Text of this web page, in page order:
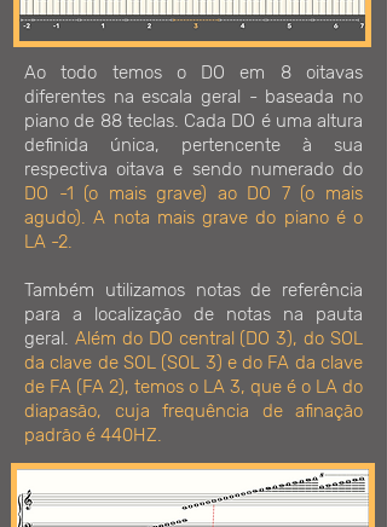
Ao todo temos o DO em 8 oitavas
diferentes na escala geral - baseada no
piano de 88 teclas. Cada DO é uma altura
definida única, pertencente à sua
respectiva oitava e sendo numerado do
DO -1 (o mais grave) ao DO 7 (o mais
agudo). A nota mais grave do piano é o
LA -2.
Também utilizamos notas de referência
para a localização de notas na pauta
geral. Além do DO central (DO 3), do SOL
da clave de SOL (SOL 3) e do FA da clave
de FA (FA 2), temos o LA 3, que é o LA do
diapasão, cuja frequência de afinação
padrão é 440HZ.